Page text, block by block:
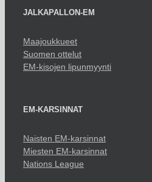
JALKAPALLON-EM
Maajoukkueet
Suomen ottelut
EM-kisojen lipunmyynti
EM-KARSINNAT
Naisten EM-karsinnat
Miesten EM-karsinnat
Nations League